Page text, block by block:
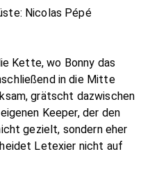
Nicolas Pépé
Kette, wo Bonny das
in die Mitte
grätscht dazwischen
Keeper, der den
gezielt, sondern eher
Letexier nicht auf